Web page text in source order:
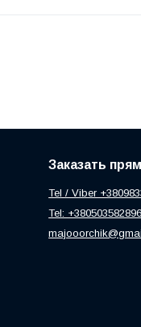
Заказать
Tel / Viber
Tel: +380503582896